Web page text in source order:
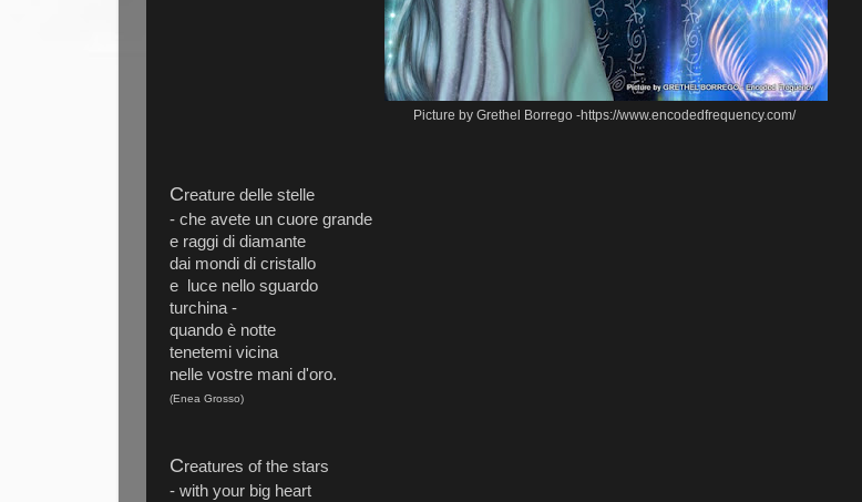
Picture by Grethel Borrego -https://www.encodedfrequency.com/
Creature delle stelle
- che avete un cuore grande
e raggi di diamante
dai mondi di cristallo
e luce nello sguardo
turchina -
quando è notte
tenetemi vicina
nelle vostre mani d'oro.
(Enea Grosso)
Creatures of the stars
- with your big heart